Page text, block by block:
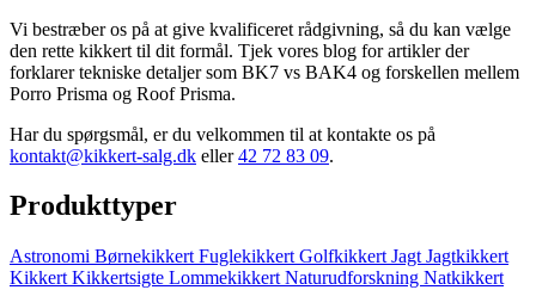
Vi bestræber os på at give kvalificeret rådgivning, så du kan vælge
den rette kikkert til dit formål. Tjek vores blog for artikler der
forklarer tekniske detaljer som BK7 vs BAK4 og forskellen mellem
Porro Prisma og Roof Prisma.
Har du spørgsmål, er du velkommen til at kontakte os på
kontakt@kikkert-salg.dk eller42 72 83 09.
Produkttyper
Astronomi Børnekikkert Fuglekikkert Golfkikkert Jagt Jagtkikkert
Kikkert Kikkertsigte Lommekikkert Naturudforskning Natkikkert